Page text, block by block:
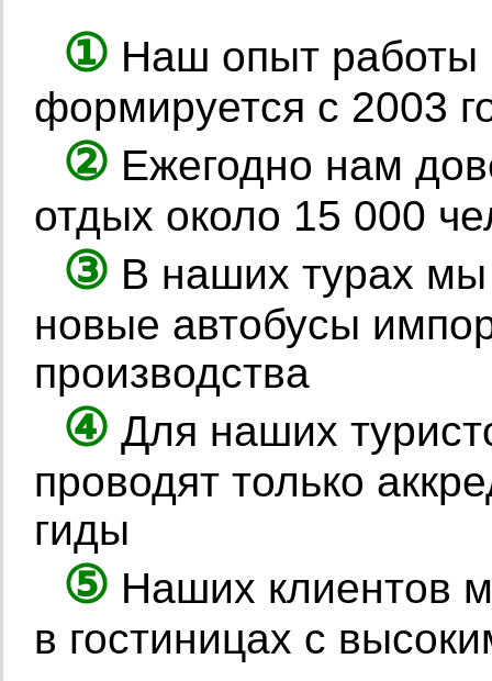
① Наш опыт работы
формируется с 2003
② Ежегодно нам
отдых около 15 000
③ В наших турах
новые автобусы
производства
④ Для наших
проводят только
гиды
⑤ Наших клиентов
в гостиницах с